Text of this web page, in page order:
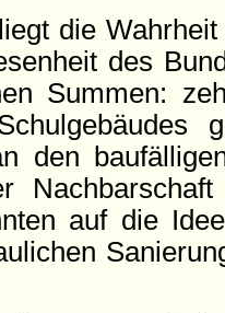
die
des
Summen:
den
auf die